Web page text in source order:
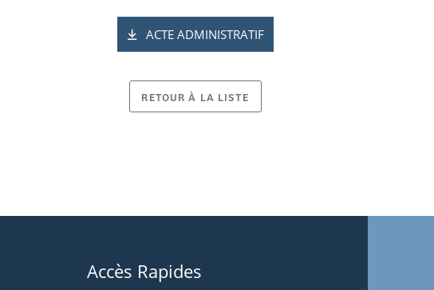
ACTE ADMINISTRATIF
RETOUR À LA LISTE
Accès Rapides